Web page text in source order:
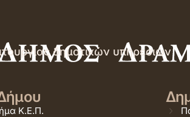
δημοτικών υπηρεσιών
Κ.Ε.Π.